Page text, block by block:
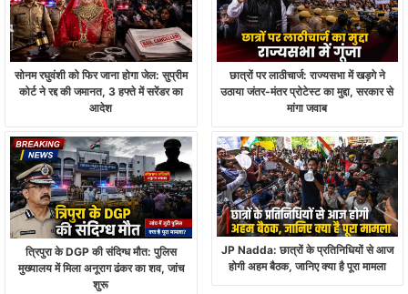
सोनम रघुवंशी को फिर जाना होगा जेल: सुप्रीम
कोर्ट ने रद्द की जमानत, 3 हफ्ते में सरेंडर का
आदेश
छात्रों पर लाठीचार्ज: राज्यसभा में खड़गे ने
उठाया जंतर-मंतर प्रोटेस्ट का मुद्दा, सरकार से
मांगा जवाब
त्रिपुरा के DGP की संदिग्ध मौत: पुलिस
मुख्यालय में मिला अनूराग ढंकर का शव, जांच
शुरू
JP Nadda: छात्रों के प्रतिनिधियों से आज
होगी अहम बैठक, जानिए क्या है पूरा मामला